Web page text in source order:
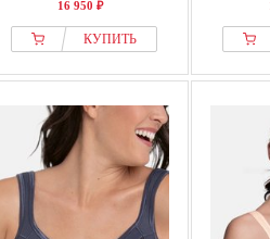
16 950 ₽
КУПИТЬ